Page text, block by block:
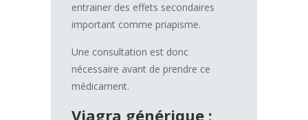
entrainer des effets secondaires
important comme priapisme.
Une consultation est donc
nécessaire avant de prendre ce
médicament.
Viagra générique :